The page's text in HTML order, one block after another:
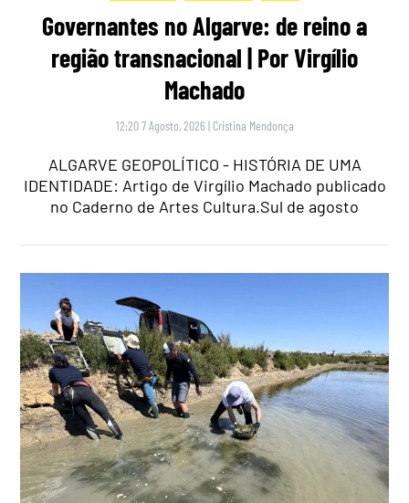
Governantes no Algarve: de reino a
região transnacional | Por Virgílio
Machado
12:20 7 Agosto, 2026 | Cristina Mendonça
ALGARVE GEOPOLÍTICO - HISTÓRIA DE UMA
IDENTIDADE: Artigo de Virgílio Machado publicado
no Caderno de Artes Cultura.Sul de agosto